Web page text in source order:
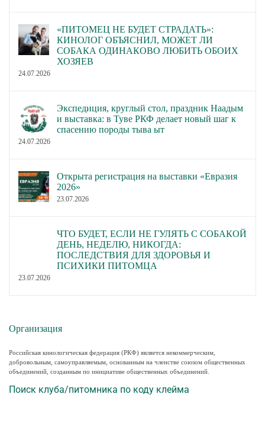
«ПИТОМЕЦ НЕ БУДЕТ СТРАДАТЬ»:
КИНОЛОГ ОБЪЯСНИЛ, МОЖЕТ ЛИ
СОБАКА ОДИНАКОВО ЛЮБИТЬ ОБОИХ
ХОЗЯЕВ
24.07.2026
Экспедиция, круглый стол, праздник Наадым
и выставка: в Туве РКФ делает новый шаг к
спасению породы тыва ыт
24.07.2026
Открыта регистрация на выставки «Евразия
2026»
23.07.2026
ЧТО БУДЕТ, ЕСЛИ НЕ ГУЛЯТЬ С СОБАКОЙ
ДЕНЬ, НЕДЕЛЮ, НИКОГДА:
ПОСЛЕДСТВИЯ ДЛЯ ЗДОРОВЬЯ И
ПСИХИКИ ПИТОМЦА
23.07.2026
Организация
Российская кинологическая федерация (РКФ) является некоммерческим,
добровольным, самоуправляемым, основанным на членстве союзом общественных
объединений, созданным по инициативе общественных объединений.
Поиск клуба/питомника по коду клейма